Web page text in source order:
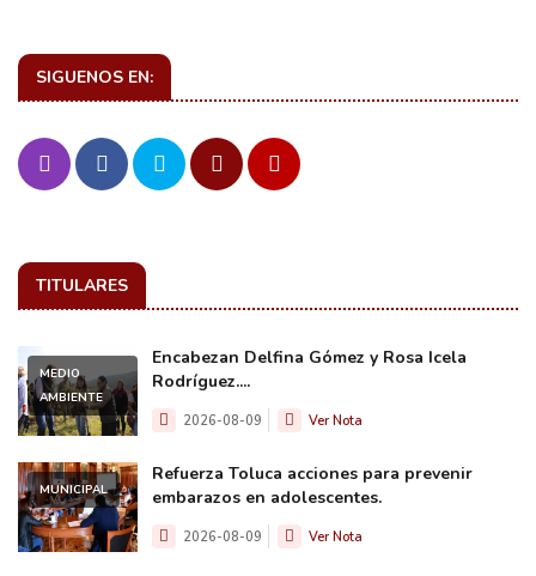
SIGUENOS EN:
TITULARES
MEDIO
AMBIENTE
Encabezan Delfina Gómez y Rosa Icela
Rodríguez....
2026-08-09 Ver Nota
MUNICIPAL
Refuerza Toluca acciones para prevenir
embarazos en adolescentes.
2026-08-09 Ver Nota